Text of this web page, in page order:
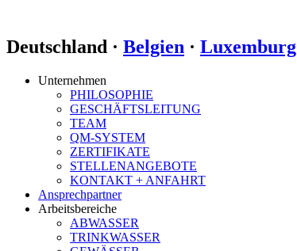
Deutschland · Belgien · Luxemburg
Unternehmen
PHILOSOPHIE
GESCHÄFTSLEITUNG
TEAM
QM-SYSTEM
ZERTIFIKATE
STELLENANGEBOTE
KONTAKT + ANFAHRT
Ansprechpartner
Arbeitsbereiche
ABWASSER
TRINKWASSER